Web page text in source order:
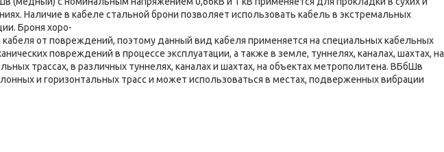
Наличие в кабеле стальной брони позволяет использовать кабель в экстремальных
Броня хоро-
от повреждений, поэтому данный вид кабеля применяется на специальных кабельных
повреждений в процессе эксплуатации, а также в земле, туннелях, каналах, шахтах, на
трассах, в различных туннелях, каналах и шахтах, на объектах метрополитена. ВБбШв
и горизонтальных трасс и может использоваться в местах, подверженных вибрации